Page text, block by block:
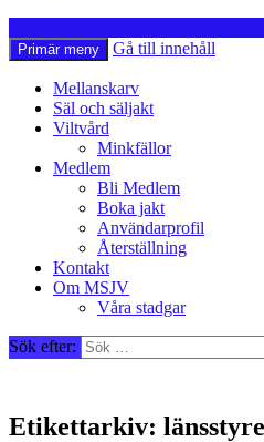
Primär meny Gå till innehåll
Mellanskarv
Säl och säljakt
Viltvård
Minkfällor
Medlem
Bli Medlem
Boka jakt
Användarprofil
Återställning
Kontakt
Om MSJV
Våra stadgar
Sök efter:
Etikettarkiv: